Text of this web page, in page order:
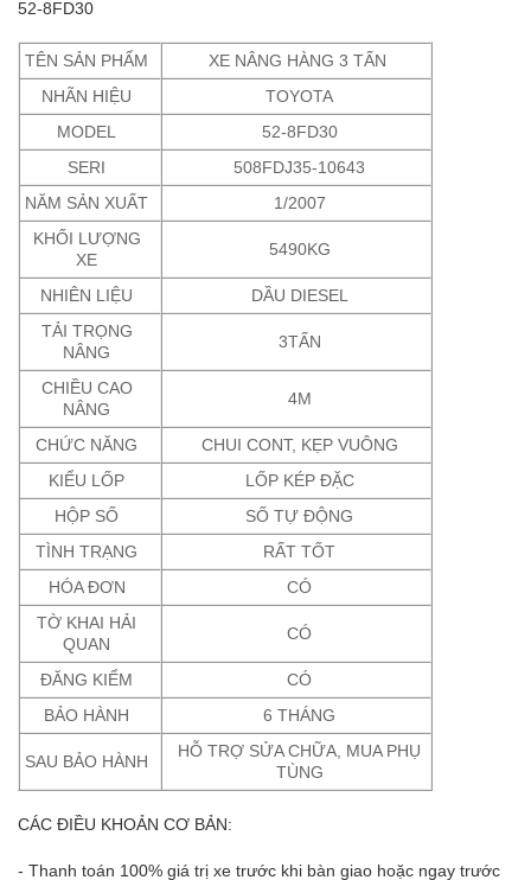
52-8FD30
TÊN SẢN PHẨM
XE NÂNG HÀNG 3 TẤN
NHÃN HIỆU
TOYOTA
MODEL
52-8FD30
SERI
508FDJ35-10643
NĂM SẢN XUẤT
1/2007
KHỐI LƯỢNG
XE
5490KG
NHIÊN LIỆU
DẦU DIESEL
TẢI TRỌNG
NÂNG
3TẤN
CHIỀU CAO
NÂNG
4M
CHỨC NĂNG
CHUI CONT, KẸP VUÔNG
KIỂU LỐP
LỐP KÉP ĐẶC
HỘP SỐ
SỐ TỰ ĐỘNG
TÌNH TRẠNG
RẤT TỐT
HÓA ĐƠN
CÓ
TỜ KHAI HẢI
QUAN
CÓ
ĐĂNG KIỂM
CÓ
BẢO HÀNH
6 THÁNG
SAU BẢO HÀNH
HỖ TRỢ SỬA CHỮA, MUA PHỤ
TÙNG
CÁC ĐIỀU KHOẢN CƠ BẢN:
- Thanh toán 100% giá trị xe trước khi bàn giao hoặc ngay trước